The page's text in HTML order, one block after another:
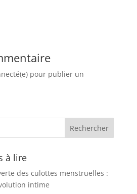
pour publier un
à lire
des culottes menstruelles :
intime